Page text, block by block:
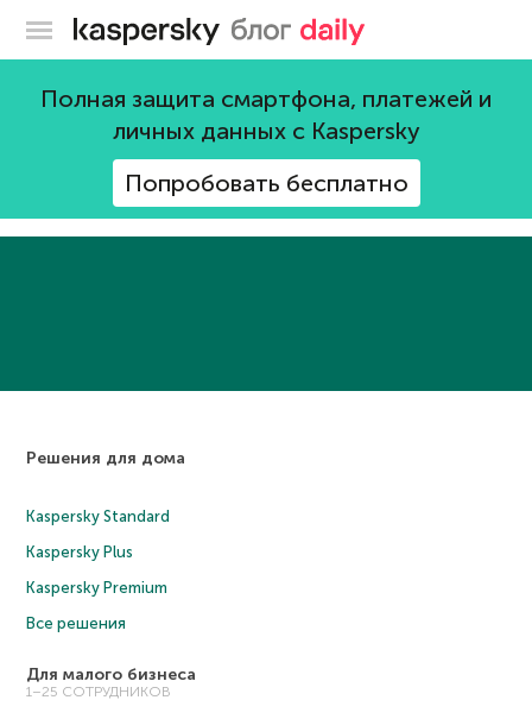
Блог Касперского
Полная защита смартфона, платежей и
личных данных с Kaspersky
Попробовать бесплатно
Ничего не найдено. Попробуйте изменить
поисковый запрос
Решения для дома
Kaspersky Standard
Kaspersky Plus
Kaspersky Premium
Все решения
Для малого бизнеса
1–25 СОТРУДНИКОВ